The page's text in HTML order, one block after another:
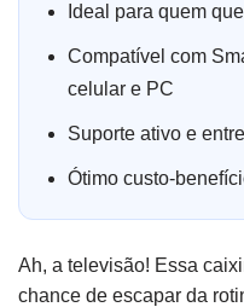
Ideal para quem
Compatível com
celular e PC
Suporte ativo e
Ótimo custo-
Ah, a televisão! Essa
chance de escapar da